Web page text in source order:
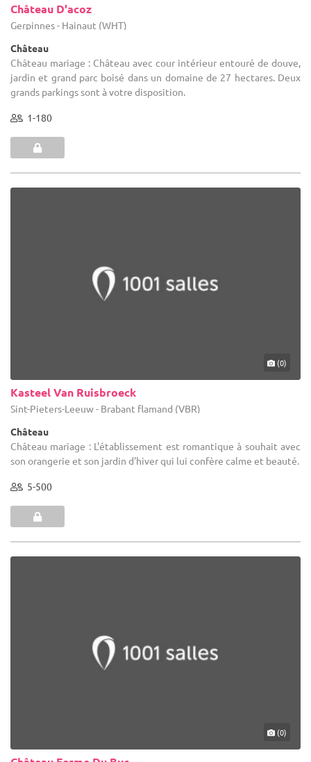
Château D'acoz
Gerpinnes - Hainaut (WHT)
Château
Château mariage : Château avec cour intérieur entouré de douve,
jardin et grand parc boisé dans un domaine de 27 hectares. Deux
grands parkings sont à votre disposition.
1-180
(0)
Kasteel Van Ruisbroeck
Sint-Pieters-Leeuw - Brabant flamand (VBR)
Château
Château mariage : L'établissement est romantique à souhait avec
son orangerie et son jardin d'hiver qui lui confère calme et beauté.
5-500
(0)